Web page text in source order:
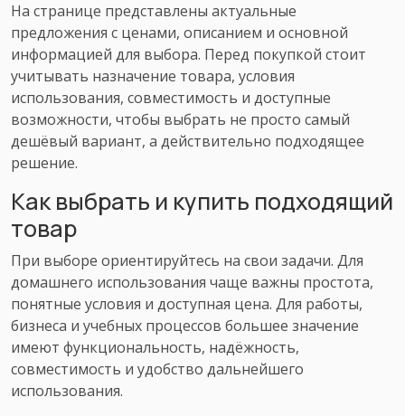
На странице представлены актуальные
предложения с ценами, описанием и основной
информацией для выбора. Перед покупкой стоит
учитывать назначение товара, условия
использования, совместимость и доступные
возможности, чтобы выбрать не просто самый
дешёвый вариант, а действительно подходящее
решение.
Как выбрать и купить подходящий
товар
При выборе ориентируйтесь на свои задачи. Для
домашнего использования чаще важны простота,
понятные условия и доступная цена. Для работы,
бизнеса и учебных процессов большее значение
имеют функциональность, надёжность,
совместимость и удобство дальнейшего
использования.